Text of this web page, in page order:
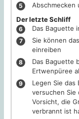
Abschmecken
Der letzte Schliff
Das Baguette
Sie können
einreiben
Das Baguette
Ertwenpüree
Legen Sie das
versuchen Sie
Vorsicht, die
verbrannt ist